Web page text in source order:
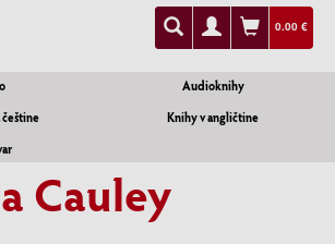
0.00 €
Audioknihy
češtine
Knihy v angličtine
Cauley